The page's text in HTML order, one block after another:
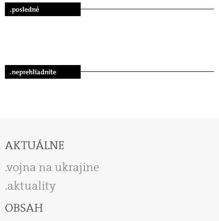
.posledné
.neprehliadnite
AKTUÁLNE
vojna na ukrajine
aktuality
OBSAH